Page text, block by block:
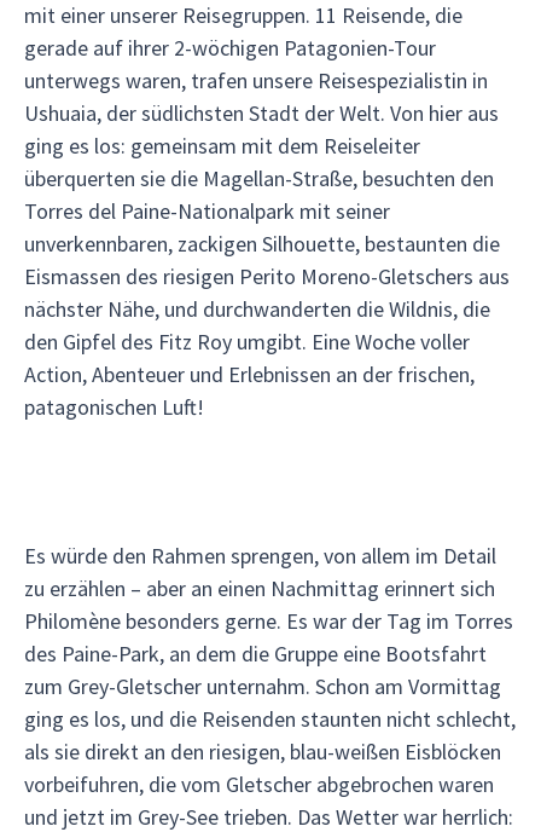
mit einer unserer Reisegruppen. 11 Reisende, die
gerade auf ihrer 2-wöchigen Patagonien-Tour
unterwegs waren, trafen unsere Reisespezialistin in
Ushuaia, der südlichsten Stadt der Welt. Von hier aus
ging es los: gemeinsam mit dem Reiseleiter
überquerten sie die Magellan-Straße, besuchten den
Torres del Paine-Nationalpark mit seiner
unverkennbaren, zackigen Silhouette, bestaunten die
Eismassen des riesigen Perito Moreno-Gletschers aus
nächster Nähe, und durchwanderten die Wildnis, die
den Gipfel des Fitz Roy umgibt. Eine Woche voller
Action, Abenteuer und Erlebnissen an der frischen,
patagonischen Luft!
Es würde den Rahmen sprengen, von allem im Detail
zu erzählen – aber an einen Nachmittag erinnert sich
Philomène besonders gerne. Es war der Tag im Torres
des Paine-Park, an dem die Gruppe eine Bootsfahrt
zum Grey-Gletscher unternahm. Schon am Vormittag
ging es los, und die Reisenden staunten nicht schlecht,
als sie direkt an den riesigen, blau-weißen Eisblöcken
vorbeifuhren, die vom Gletscher abgebrochen waren
und jetzt im Grey-See trieben. Das Wetter war herrlich: